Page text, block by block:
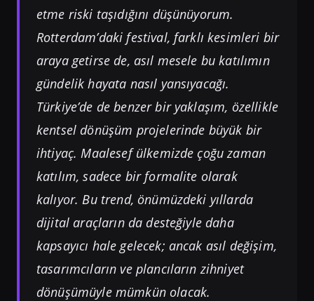
etme riski taşıdığını düşünüyorum.
Rotterdam’daki festival, farklı kesimleri bir
araya getirse de, asıl mesele bu katılımın
gündelik hayata nasıl yansıyacağı.
Türkiye’de de benzer bir yaklaşım, özellikle
kentsel dönüşüm projelerinde büyük bir
ihtiyaç. Maalesef ülkemizde çoğu zaman
katılım, sadece bir formalite olarak
kalıyor. Bu trend, önümüzdeki yıllarda
dijital araçların da desteğiyle daha
kapsayıcı hale gelecek; ancak asıl değişim,
tasarımcıların ve plancıların zihniyet
dönüşümüyle mümkün olacak.